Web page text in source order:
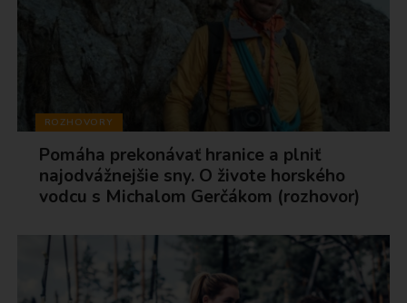
ROZHOVORY
Pomáha prekonávať hranice a plniť
najodvážnejšie sny. O živote horského
vodcu s Michalom Gerčákom (rozhovor)